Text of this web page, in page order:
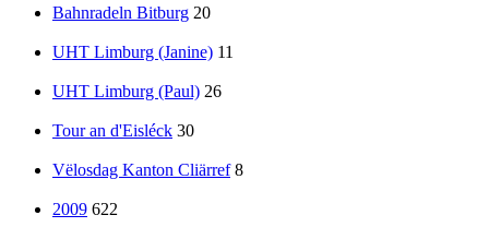
Bahnradeln Bitburg 20
UHT Limburg (Janine) 11
UHT Limburg (Paul) 26
Tour an d'Eisléck 30
Vëlosdag Kanton Cliärref 8
2009 622